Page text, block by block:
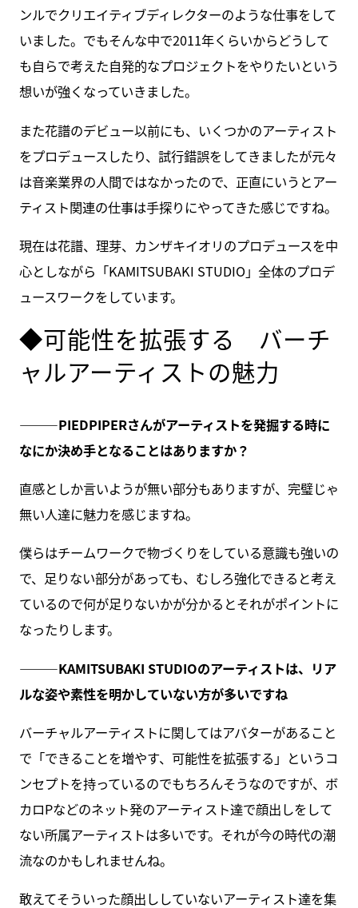
ンルでクリエイティブディレクターのような仕事をして
いました。でもそんな中で2011年くらいからどうして
も自らで考えた自発的なプロジェクトをやりたいという
想いが強くなっていきました。
また花譜のデビュー以前にも、いくつかのアーティスト
をプロデュースしたり、試行錯誤をしてきましたが元々
は音楽業界の人間ではなかったので、正直にいうとアー
ティスト関連の仕事は手探りにやってきた感じですね。
現在は花譜、理芽、カンザキイオリのプロデュースを中
心としながら「KAMITSUBAKI STUDIO」全体のプロデ
ュースワークをしています。
◆可能性を拡張する バーチ
ャルアーティストの魅力
———PIEDPIPERさんがアーティストを発掘する時に
なにか決め手となることはありますか？
直感としか言いようが無い部分もありますが、完璧じゃ
無い人達に魅力を感じますね。
僕らはチームワークで物づくりをしている意識も強いの
で、足りない部分があっても、むしろ強化できると考え
ているので何が足りないかが分かるとそれがポイントに
なったりします。
———KAMITSUBAKI STUDIOのアーティストは、リア
ルな姿や素性を明かしていない方が多いですね
バーチャルアーティストに関してはアバターがあること
で「できることを増やす、可能性を拡張する」というコ
ンセプトを持っているのでもちろんそうなのですが、ボ
カロPなどのネット発のアーティスト達で顔出しをして
ない所属アーティストは多いです。それが今の時代の潮
流なのかもしれませんね。
敢えてそういった顔出ししていないアーティスト達を集